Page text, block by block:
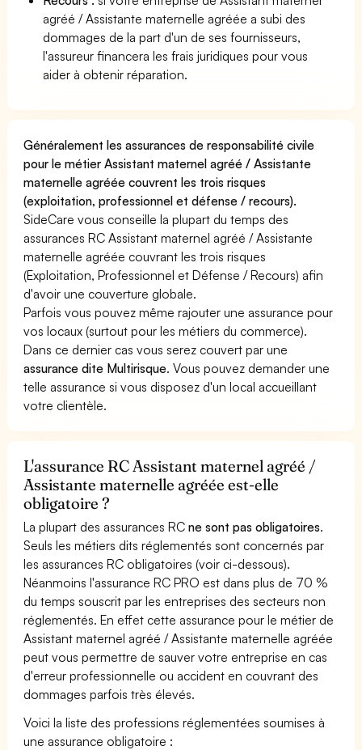
agréé / Assistante maternelle agréée a subi des
dommages de la part d'un de ses fournisseurs,
l'assureur financera les frais juridiques pour vous
aider à obtenir réparation.
Généralement les assurances de responsabilité civile
pour le métier Assistant maternel agréé / Assistante
maternelle agréée couvrent les trois risques
(exploitation, professionnel et défense / recours).
SideCare vous conseille la plupart du temps des
assurances RC Assistant maternel agréé / Assistante
maternelle agréée couvrant les trois risques
(Exploitation, Professionnel et Défense / Recours) afin
d'avoir une couverture globale.
Parfois vous pouvez même rajouter une assurance pour
vos locaux (surtout pour les métiers du commerce).
Dans ce dernier cas vous serez couvert par une
assurance dite Multirisque. Vous pouvez demander une
telle assurance si vous disposez d'un local accueillant
votre clientèle.
L'assurance RC Assistant maternel agréé /
Assistante maternelle agréée est-elle
obligatoire ?
La plupart des assurances RCne sont pas obligatoires.
Seuls les métiers dits réglementés sont concernés par
les assurances RC obligatoires (voir ci-dessous).
Néanmoins l'assurance RC PRO est dans plus de 70 %
du temps souscrit par les entreprises des secteurs non
réglementés. En effet cette assurance pour le métier de
Assistant maternel agréé / Assistante maternelle agréée
peut vous permettre de sauver votre entreprise en cas
d'erreur professionnelle ou accident en couvrant des
dommages parfois très élevés.
Voici la liste des professions réglementées soumises à
une assurance obligatoire :